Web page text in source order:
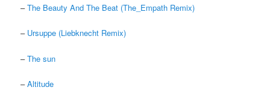
–The Beauty And The Beat (The_Empath Remix)
– Ursuppe (Liebknecht Remix)
–The sun
–Altitude